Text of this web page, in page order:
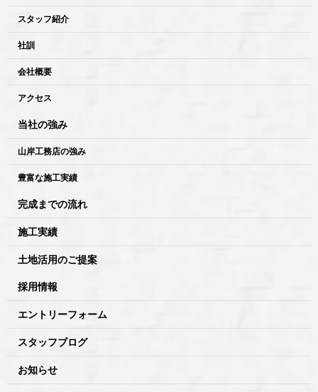
スタッフ紹介
社訓
会社概要
アクセス
当社の強み
山岸工務店の強み
豊富な施工実績
完成までの流れ
施工実績
土地活用のご提案
採用情報
エントリーフォーム
スタッフブログ
お知らせ